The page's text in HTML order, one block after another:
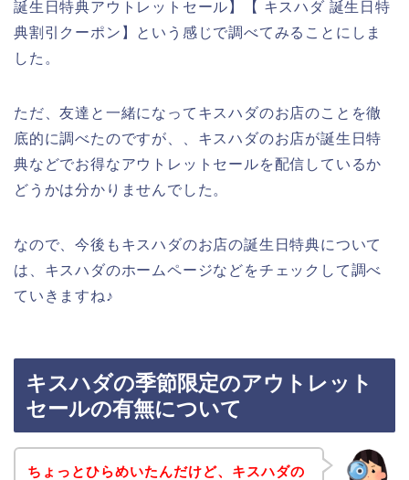
誕生日特典アウトレットセール】【 キスハダ 誕生日特
典割引クーポン】という感じで調べてみることにしま
した。
ただ、友達と一緒になってキスハダのお店のことを徹
底的に調べたのですが、、キスハダのお店が誕生日特
典などでお得なアウトレットセールを配信しているか
どうかは分かりませんでした。
なので、今後もキスハダのお店の誕生日特典について
は、キスハダのホームページなどをチェックして調べ
ていきますね♪
キスハダの季節限定のアウトレット
セールの有無について
ちょっとひらめいたんだけど、キスハダの